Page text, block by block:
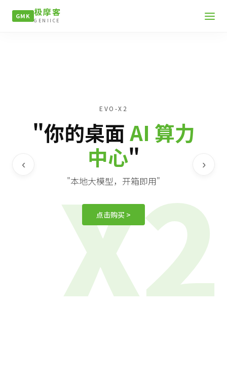
GMK 极摩客
GENIICE
X2
EVO-X2
"你的桌面AI 算力
中心"
"本地大模型，开箱即用"
点击购买 >
‹ ›